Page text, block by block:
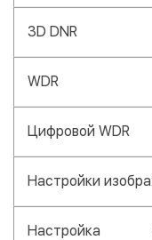
3D DNR
WDR
Цифровой WDR
Настройки
Настройка